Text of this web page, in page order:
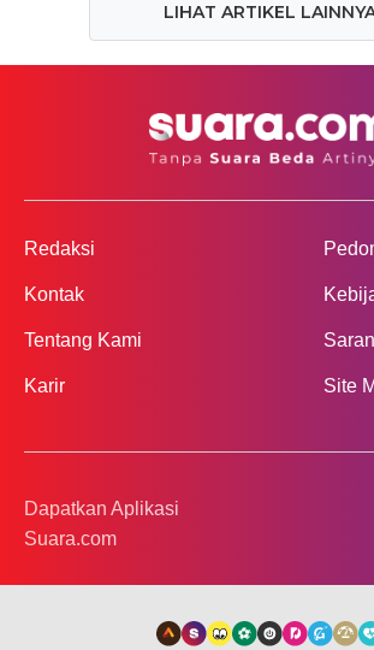
LIHAT ARTIKEL
Redaksi
Kontak
Tentang Kami
Karir Site
Dapatkan Aplikasi
Suara.com